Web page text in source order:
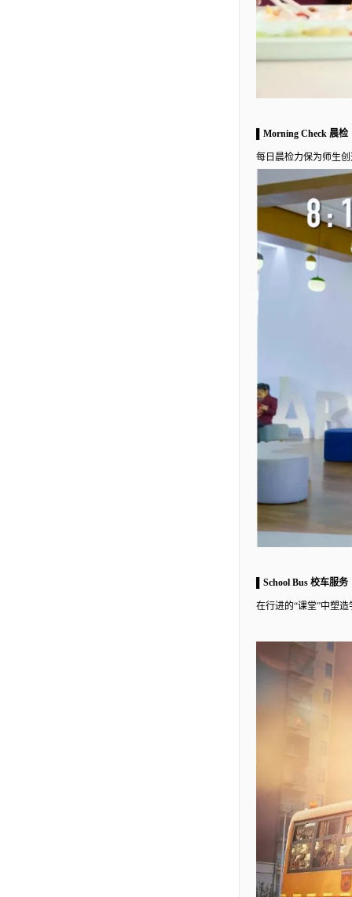
▌Morning Check 晨检
每日晨检力保为师生
▌School Bus 校车服务
在行进的“课堂”中塑